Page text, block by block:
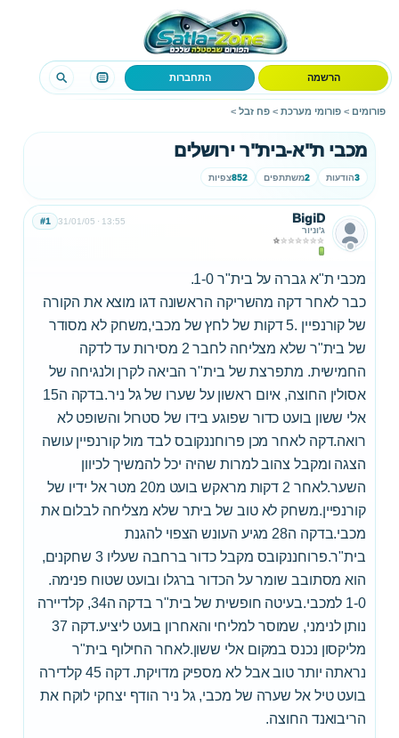
הרשמה התחברות
פורומים > פורומי מערכת > פח זבל >
מכבי ת"א-בית"ר ירושלים
3הודעות 2משתתפים 852צפיות
BigiD
ג'וניור
31/01/05 13:55
#1
מכבי ת"א גברה על בית"ר 1-0.
כבר לאחר דקה מהשריקה הראשונה דגו מוצא את הקורה
של קורנפיין .5 דקות של לחץ של מכבי,משחק לא מסודר
של בית"ר שלא מצליחה לחבר 2 מסירות עד לדקה
החמישית. מתפרצת של בית"ר הביאה לקרן ולנגיחה של
אסולין החוצה, איום ראשון על שערו של גל ניר.בדקה ה15
אלי ששון בועט כדור שפוגע בידו של סטרול והשופט לא
רואה.דקה לאחר מכן פרוחננקובס לבד מול קורנפיין עושה
הצגה ומקבל צהוב למרות שהיה יכל להמשיך לכיוון
השער.לאחר 2 דקות מראקש בועט מ20 מטר אל ידיו של
קורנפיין.משחק לא טוב של ביתר שלא מצליחה לבלום את
מכבי.בדקה ה28 מגיע העונש הצפוי להגנת
בית"ר.פרוחננקובס מקבל כדור ברחבה שעליו 3 שחקנים,
הוא מסתובב שומר על הכדור ברגלו ובועט שטוח פנימה.
1-0 למכבי.בעיטה חופשית של בית"ר בדקה ה34, קלדיירה
נותן לנימני, שמוסר למליחי והאחרון בועט ליציע.דקה 37
מליקסון נכנס במקום אלי ששון.לאחר החילוף בית"ר
נראתה יותר טוב אבל לא מספיק מדויקת. דקה 45 קלדירה
בועט טיל אל שערה של מכבי, גל ניר הודף יצחקי לוקח את
הריבואנד החוצה.